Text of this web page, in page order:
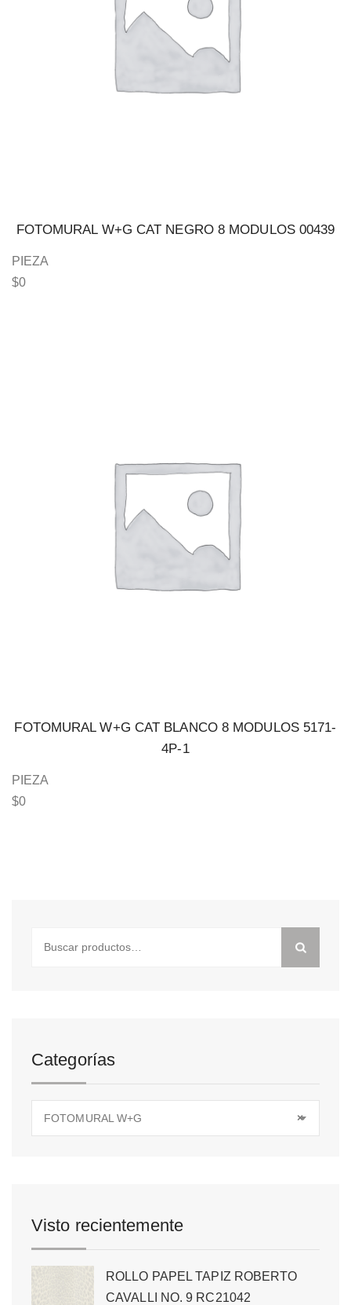
FOTOMURAL W+G CAT NEGRO 8 MODULOS 00439
PIEZA
$0
FOTOMURAL W+G CAT BLANCO 8 MODULOS 5171-
4P-1
PIEZA
$0
Categorías
×
FOTOMURAL W+G
Visto recientemente
ROLLO PAPEL TAPIZ ROBERTO
CAVALLI NO. 9 RC21042